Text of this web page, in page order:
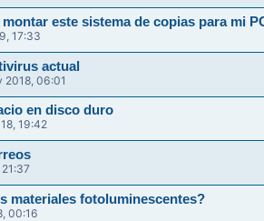
este sistema de copias para mi
17:33
actual
2018, 06:01
en disco duro
19:42
21:37
materiales fotoluminescentes?
00:16